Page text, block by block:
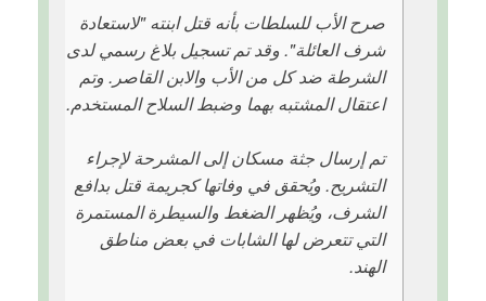
صرح الأب للسلطات بأنه قتل ابنته "لاستعادة
شرف العائلة". وقد تم تسجيل بلاغ رسمي لدى
الشرطة ضد كل من الأب والابن القاصر. وتم
اعتقال المشتبه بهما وضبط السلاح المستخدم.
تم إرسال جثة مسكان إلى المشرحة لإجراء
التشريح. ويُحقق في وفاتها كجريمة قتل بدافع
الشرف، ويُظهر الضغط والسيطرة المستمرة
التي تتعرض لها الشابات في بعض مناطق
الهند.